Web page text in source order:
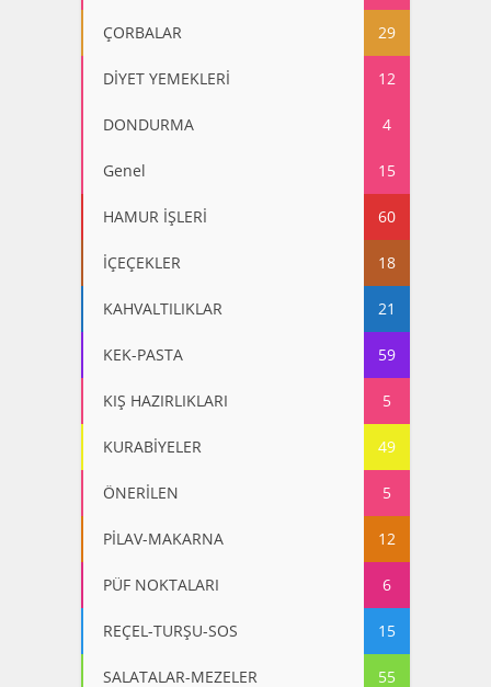
ÇORBALAR 29
DİYET YEMEKLERİ 12
DONDURMA 4
Genel 15
HAMUR İŞLERİ 60
İÇEÇEKLER 18
KAHVALTILIKLAR 21
KEK-PASTA 59
KIŞ HAZIRLIKLARI 5
KURABİYELER 49
ÖNERİLEN 5
PİLAV-MAKARNA 12
PÜF NOKTALARI 6
REÇEL-TURŞU-SOS 15
SALATALAR-MEZELER 55